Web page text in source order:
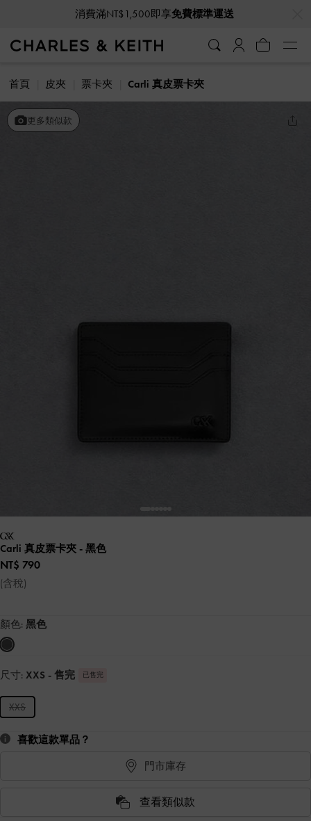
消費滿NT$1,500即享免費標準運送
首頁 皮夾 票卡夾 Carli 真皮票卡夾
更多類似款
Carli 真皮票卡夾 - 黑色
NT$ 790
(含稅)
顏色: 黑色
尺寸: XXS - 售完 已售完
XXS
喜歡這款單品？
門市庫存
查看類似款